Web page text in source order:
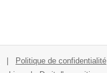
| Politique de confidentialité